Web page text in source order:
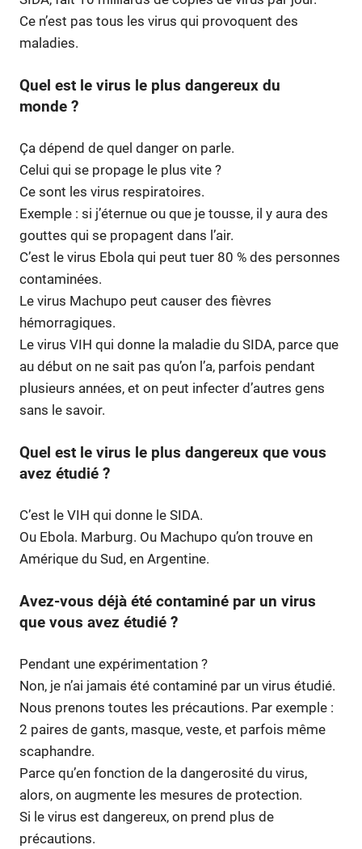
Ce n’est pas tous les virus qui provoquent des
maladies.
Quel est le virus le plus dangereux du
monde ?
Ça dépend de quel danger on parle.
Celui qui se propage le plus vite ?
Ce sont les virus respiratoires.
Exemple : si j’éternue ou que je tousse, il y aura des
gouttes qui se propagent dans l’air.
C’est le virus Ebola qui peut tuer 80 % des personnes
contaminées.
Le virus Machupo peut causer des fièvres
hémorragiques.
Le virus VIH qui donne la maladie du SIDA, parce que
au début on ne sait pas qu’on l’a, parfois pendant
plusieurs années, et on peut infecter d’autres gens
sans le savoir.
Quel est le virus le plus dangereux que vous
avez étudié ?
C’est le VIH qui donne le SIDA.
Ou Ebola. Marburg. Ou Machupo qu’on trouve en
Amérique du Sud, en Argentine.
Avez-vous déjà été contaminé par un virus
que vous avez étudié ?
Pendant une expérimentation ?
Non, je n’ai jamais été contaminé par un virus étudié.
Nous prenons toutes les précautions. Par exemple :
2 paires de gants, masque, veste, et parfois même
scaphandre.
Parce qu’en fonction de la dangerosité du virus,
alors, on augmente les mesures de protection.
Si le virus est dangereux, on prend plus de
précautions.